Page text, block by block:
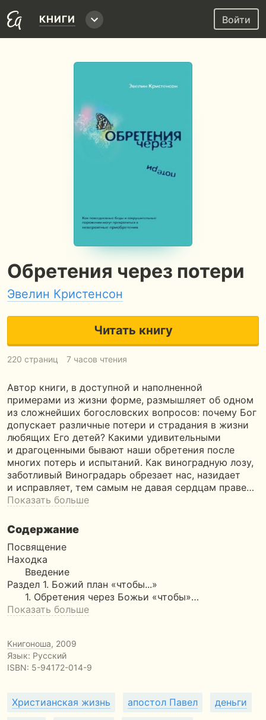
КНИГИ Войти
Обретения через потери
Эвелин Кристенсон
Читать книгу
220 страниц 7 часов чтения
Автор книги, в доступной и наполненной
примерами из жизни форме, размышляет об одном
из сложнейших богословских вопросов: почему Бог
допускает различные потери и страдания в жизни
любящих Его детей? Какими удивительными
и драгоценными бывают наши обретения после
многих потерь и испытаний. Как виноградную лозу,
заботливый Виноградарь обрезает нас, назидает
и исправляет, тем самым не давая сердцам праве…
Показать больше
Содержание
Посвящение
Находка
Введение
Раздел 1. Божий план «чтобы...»
1. Обретения через Божьи «чтобы»…
Показать больше
Книгоноша, 2009
Язык: Русский
ISBN: 5-94172-014-9
Христианская жизнь апостол Павел деньги